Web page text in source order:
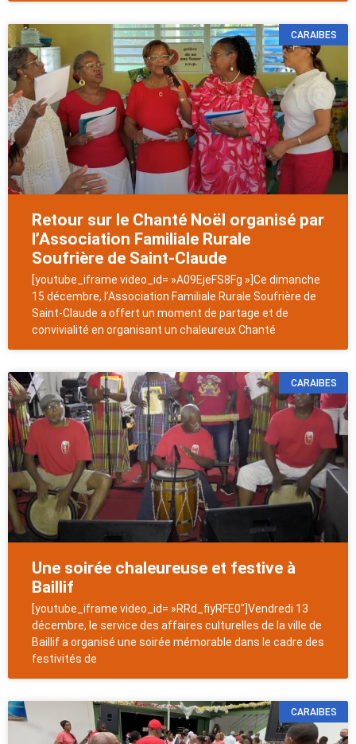
CARAIBES
Retour sur le Chanté Noël organisé par
l’Association Familiale Rurale
Soufrière de Saint-Claude
[youtube_iframe video_id= »A09EjeFS8Fg »]Ce dimanche
15 décembre, l’Association Familiale Rurale Soufrière de
Saint-Claude a offert un moment de partage et de
convivialité en organisant un chaleureux Chanté
CARAIBES
Une soirée chaleureuse et festive à
Baillif
[youtube_iframe video_id= »RRd_fiyRFE0″]Vendredi 13
décembre, le service des affaires culturelles de la ville de
Baillif a organisé une soirée mémorable dans le cadre des
festivités de
CARAIBES